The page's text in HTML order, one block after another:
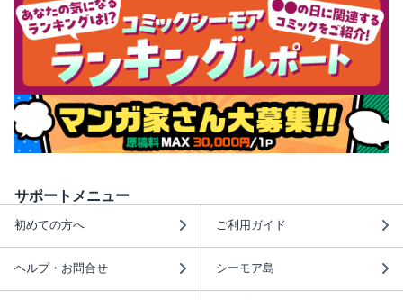
サポートメニュー
初めての方へ ご利用ガイド
ヘルプ・お問合せ シーモア島